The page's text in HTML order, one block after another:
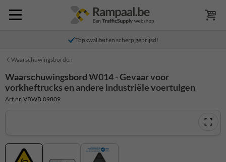
Topkwaliteit en scherp geprijsd!
Waarschuwingsborden
Waarschuwingsbord W014 - Gevaar voor
vorkheftrucks en andere industriële voertuigen
Art.nr. VBWB.09809